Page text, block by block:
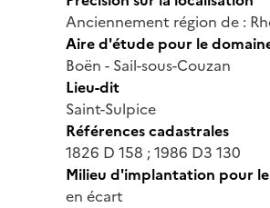
Anciennement région de :
Aire d'étude pour le
Boën - Sail-sous-Couzan
Lieu-dit
Saint-Sulpice
Références cadastrales
1826 D 158 ; 1986 D3 130
Milieu d'implantation pour
en écart